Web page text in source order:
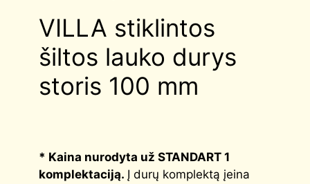
VILLA stiklintos
šiltos lauko durys
storis 100 mm
* Kaina nurodyta už STANDART 1
komplektaciją. Į durų komplektą įeina